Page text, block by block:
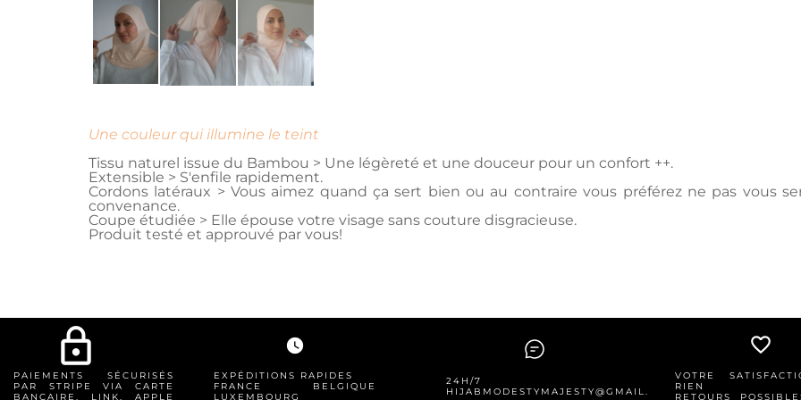
24H/7
HIJABMODESTYMAJESTY@GMAIL.COM
watch_later
EXPÉDITIONS RAPIDES
FRANCE BELGIQUE
LUXEMBOURG
favorite_border
lock_outline
VOTRE
RIEN
RETOURS
PAIEMENTS SÉCURISÉS
PAR STRIPE VIA CARTE
BANCAIRE, LINK, APPLE
Une couleur qui illumine le teint
Tissu naturel issue du Bambou > Une légèreté et une douceur pour un confort ++.
Extensible > S'enfile rapidement.
Cordons latéraux > Vous aimez quand ça sert bien ou au contraire vous préférez ne pas vous
convenance.
Coupe étudiée > Elle épouse votre visage sans couture disgracieuse.
Produit testé et approuvé par vous!